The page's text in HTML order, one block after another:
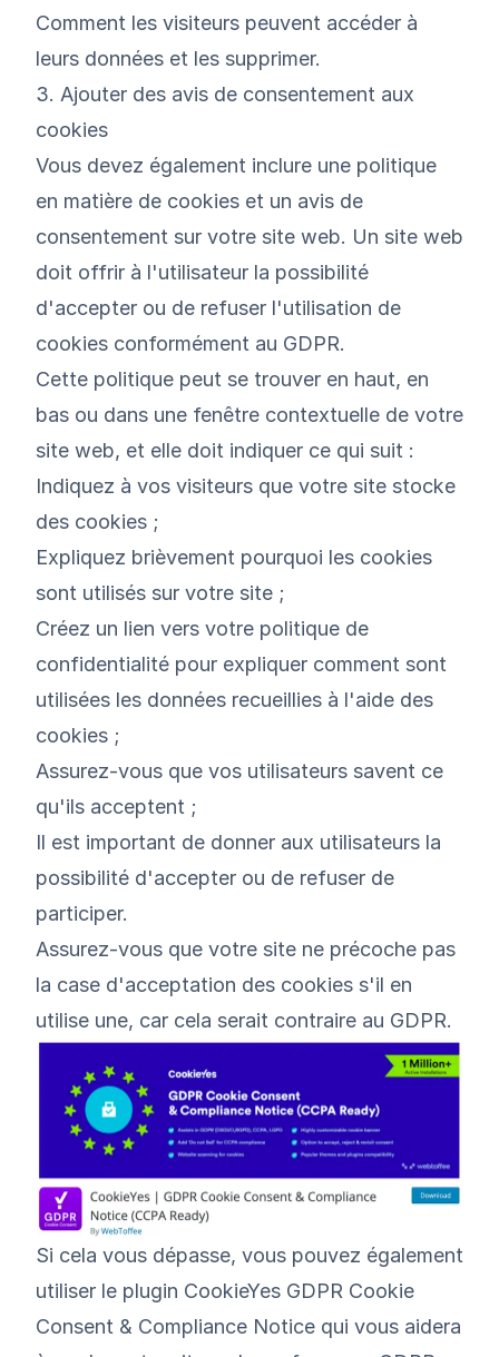
Comment les visiteurs peuvent accéder à
leurs données et les supprimer.
3. Ajouter des avis de consentement aux
cookies
Vous devez également inclure une politique
en matière de cookies et un avis de
consentement sur votre site web. Un site web
doit offrir à l'utilisateur la possibilité
d'accepter ou de refuser l'utilisation de
cookies conformément au GDPR.
Cette politique peut se trouver en haut, en
bas ou dans une fenêtre contextuelle de votre
site web, et elle doit indiquer ce qui suit :
Indiquez à vos visiteurs que votre site stocke
des cookies ;
Expliquez brièvement pourquoi les cookies
sont utilisés sur votre site ;
Créez un lien vers votre politique de
confidentialité pour expliquer comment sont
utilisées les données recueillies à l'aide des
cookies ;
Assurez-vous que vos utilisateurs savent ce
qu'ils acceptent ;
Il est important de donner aux utilisateurs la
possibilité d'accepter ou de refuser de
participer.
Assurez-vous que votre site ne précoche pas
la case d'acceptation des cookies s'il en
utilise une, car cela serait contraire au GDPR.
Si cela vous dépasse, vous pouvez également
utiliser le plugin CookieYes GDPR Cookie
Consent & Compliance Notice qui vous aidera